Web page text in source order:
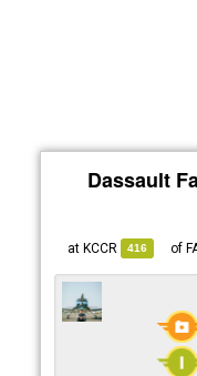
Dassault
416
KCCR